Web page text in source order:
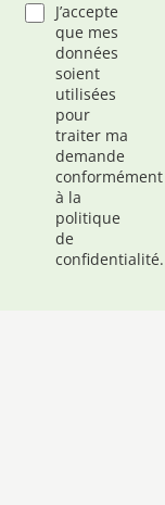
J’accepte
que mes
données
soient
utilisées
pour
traiter ma
demande
conformément
à la
politique
de
confidentialité.